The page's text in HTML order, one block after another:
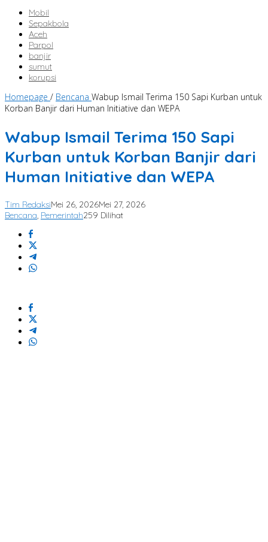
Mobil
Sepakbola
Aceh
Parpol
banjir
sumut
korupsi
Homepage / Bencana Wabup Ismail Terima 150 Sapi Kurban untuk
Korban Banjir dari Human Initiative dan WEPA
Wabup Ismail Terima 150 Sapi
Kurban untuk Korban Banjir dari
Human Initiative dan WEPA
Tim RedaksiMei 26, 2026Mei 27, 2026
Bencana, Pemerintah259 Dilihat